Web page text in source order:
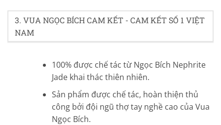
3. VUA NGỌC BÍCH CAM KẾT - CAM KẾT SỐ 1 VIỆT
NAM
100% được chế tác từ Ngọc Bích Nephrite
Jade khai thác thiên nhiên.
Sản phẩm được chế tác, hoàn thiện thủ
công bởi đội ngũ thợ tay nghề cao của Vua
Ngọc Bích.